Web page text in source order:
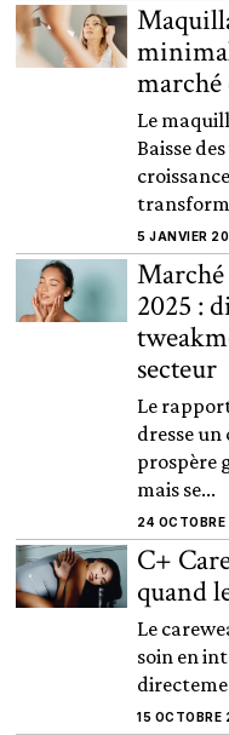
Le
Baisse
5 JANVIER
2025 :
secteur
Le
dresse
prospère
mais se...
24
C+
quand
Le
soin en
15 OCTOBRE